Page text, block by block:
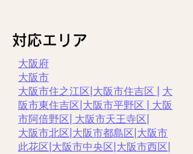
対応エリア
大阪府
大阪市
大阪市住之江区 大阪市住吉区
大
阪市東住吉区 大阪市平野区
大阪
市阿倍野区 大阪市天王寺区
大阪市北区 大阪市都島区 大阪市
此花区 大阪市中央区 大阪市西区